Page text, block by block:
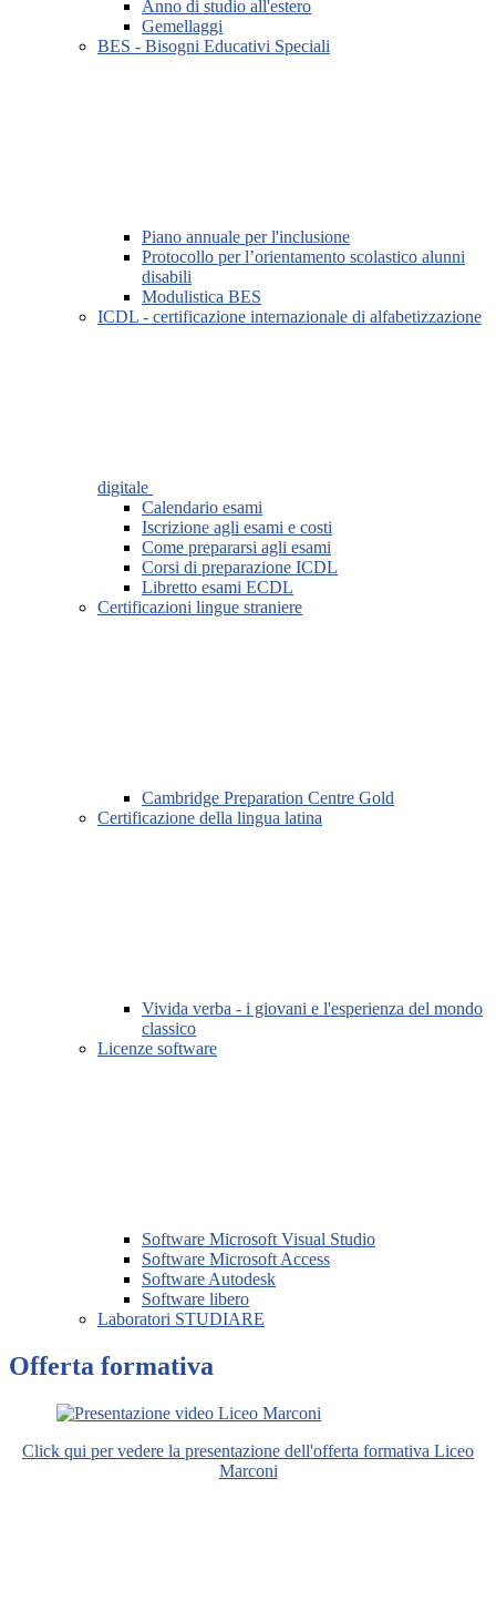
Anno di studio all'estero
Gemellaggi
BES - Bisogni Educativi Speciali
Piano annuale per l'inclusione
Protocollo per l’orientamento scolastico alunni
disabili
Modulistica BES
ICDL - certificazione internazionale di alfabetizzazione
digitale
Calendario esami
Iscrizione agli esami e costi
Come prepararsi agli esami
Corsi di preparazione ICDL
Libretto esami ECDL
Certificazioni lingue straniere
Cambridge Preparation Centre Gold
Certificazione della lingua latina
Vivida verba - i giovani e l'esperienza del mondo
classico
Licenze software
Software Microsoft Visual Studio
Software Microsoft Access
Software Autodesk
Software libero
Laboratori STUDIARE
Offerta formativa
Click qui per vedere la presentazione dell'offerta formativa Liceo
Marconi